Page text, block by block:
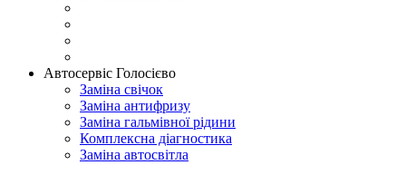
Автосервіс Голосієво
Заміна свічок
Заміна антифризу
Заміна гальмівної рідини
Комплексна діагностика
Заміна автосвітла